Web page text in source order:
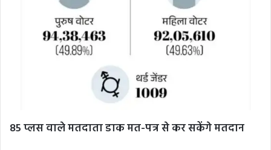
85 प्लस वाले मतदाता डाक मत-पत्र से कर सकेंगे मतदान